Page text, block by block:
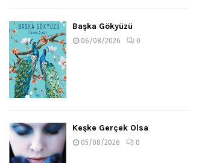
Başka Gökyüzü
06/08/2026 0
Keşke Gerçek Olsa
05/08/2026 0